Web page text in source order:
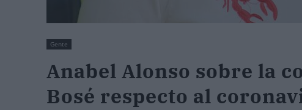
Gente
Anabel Alonso sobre la
Bosé respecto al